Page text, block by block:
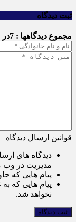
ثبت دیدگاه
مجموع دیدگاهها : 7 در
قوانین ارسال دیدگاه
دیدگاه های
مدیریت در وب
پیام هایی که
پیام هایی که
نخواهد شد.
ثبت دیدگاه